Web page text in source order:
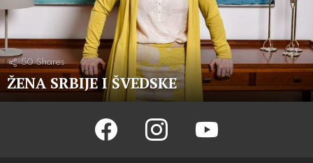
50 Shares
ŽENA SRBIJE I ŠVEDSKE
facebook instagram youtube